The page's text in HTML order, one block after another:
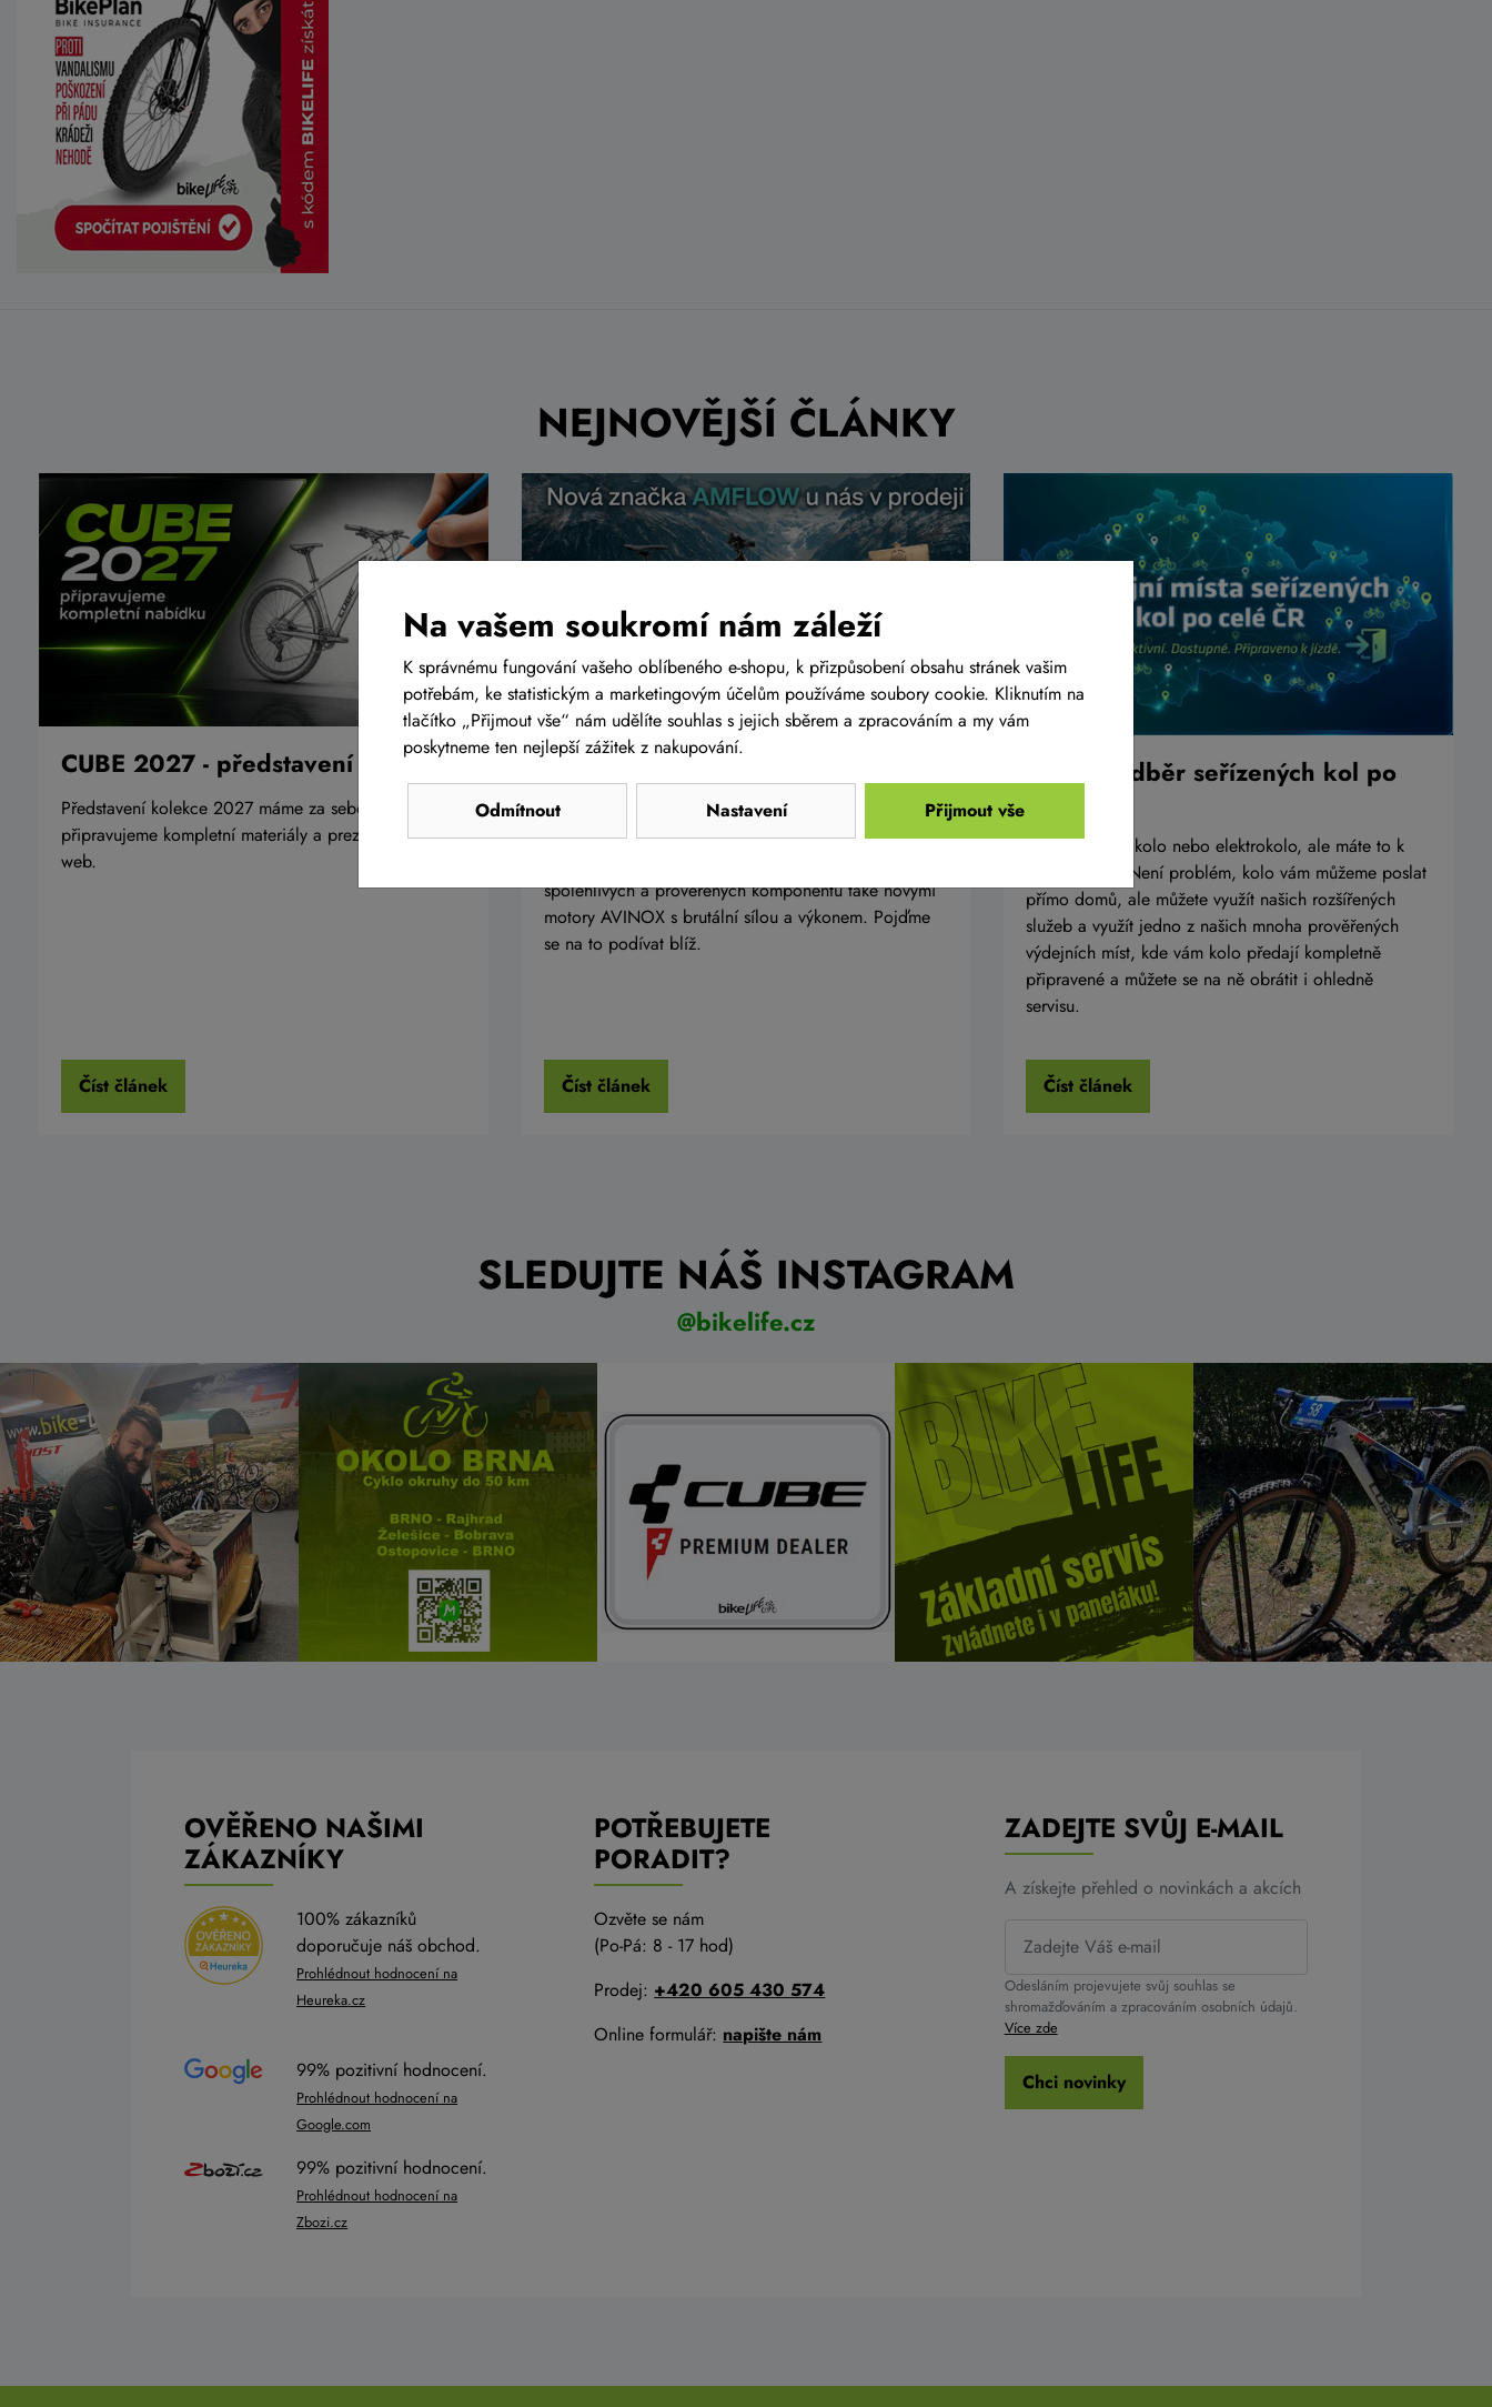
NEJNOVĚJŠÍ ČLÁNKY
CUBE 2027 - představení kolekce
Představení kolekce 2027 máme za sebou, nyní
připravujeme kompletní materiály a prezentaci na
web.
Číst článek
Představení elektrokol AMFLOW s
motory AVINOX
Do naší nabídky jsme zařadili novou prestižní značku
spolehlivých a prověřených komponentů také novými
motory AVINOX s brutální sílou a výkonem. Pojďme
se na to podívat blíž.
Číst článek
Osobní odběr seřízených kol po
Chcete koupit kolo nebo elektrokolo, ale máte to k
nám daleko? Není problém, kolo vám můžeme poslat
přímo domů, ale můžete využít našich rozšířených
služeb a využít jedno z našich mnoha prověřených
výdejních míst, kde vám kolo předají kompletně
připravené a můžete se na ně obrátit i ohledně
servisu.
Číst článek
SLEDUJTE NÁŠ INSTAGRAM
@bikelife.cz
OVĚŘENO NAŠIMI
ZÁKAZNÍKY
100% zákazníků
doporučuje náš obchod.
Prohlédnout hodnocení na
Heureka.cz
99% pozitivní hodnocení.
Prohlédnout hodnocení na
Google.com
99% pozitivní hodnocení.
Prohlédnout hodnocení na
Zbozi.cz
POTŘEBUJETE
PORADIT?
Ozvěte se nám
(Po-Pá: 8 - 17 hod)
Prodej: +420 605 430 574
Online formulář: napište nám
ZADEJTE SVŮJ E-MAIL
A získejte přehled o novinkách a akcích
Odesláním projevujete svůj souhlas se
shromažďováním a zpracováním osobních údajů.
Více zde
Chci novinky
Na vašem soukromí nám záleží
K správnému fungování vašeho oblíbeného e-shopu, k přizpůsobení obsahu stránek vašim
potřebám, ke statistickým a marketingovým účelům používáme soubory cookie. Kliknutím na
tlačítko „Přijmout vše“ nám udělíte souhlas s jejich sběrem a zpracováním a my vám
poskytneme ten nejlepší zážitek z nakupování.
Odmítnout Nastavení Přijmout vše